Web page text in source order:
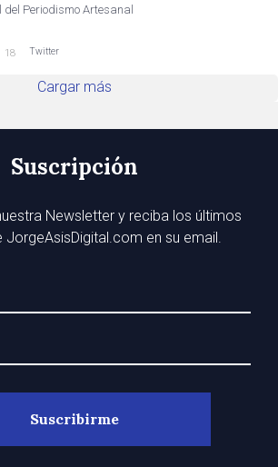
Periodismo Artesanal
18 Twitter
Cargar más
Suscripción
Newsletter y reciba los últimos
JorgeAsisDigital.com en su email.